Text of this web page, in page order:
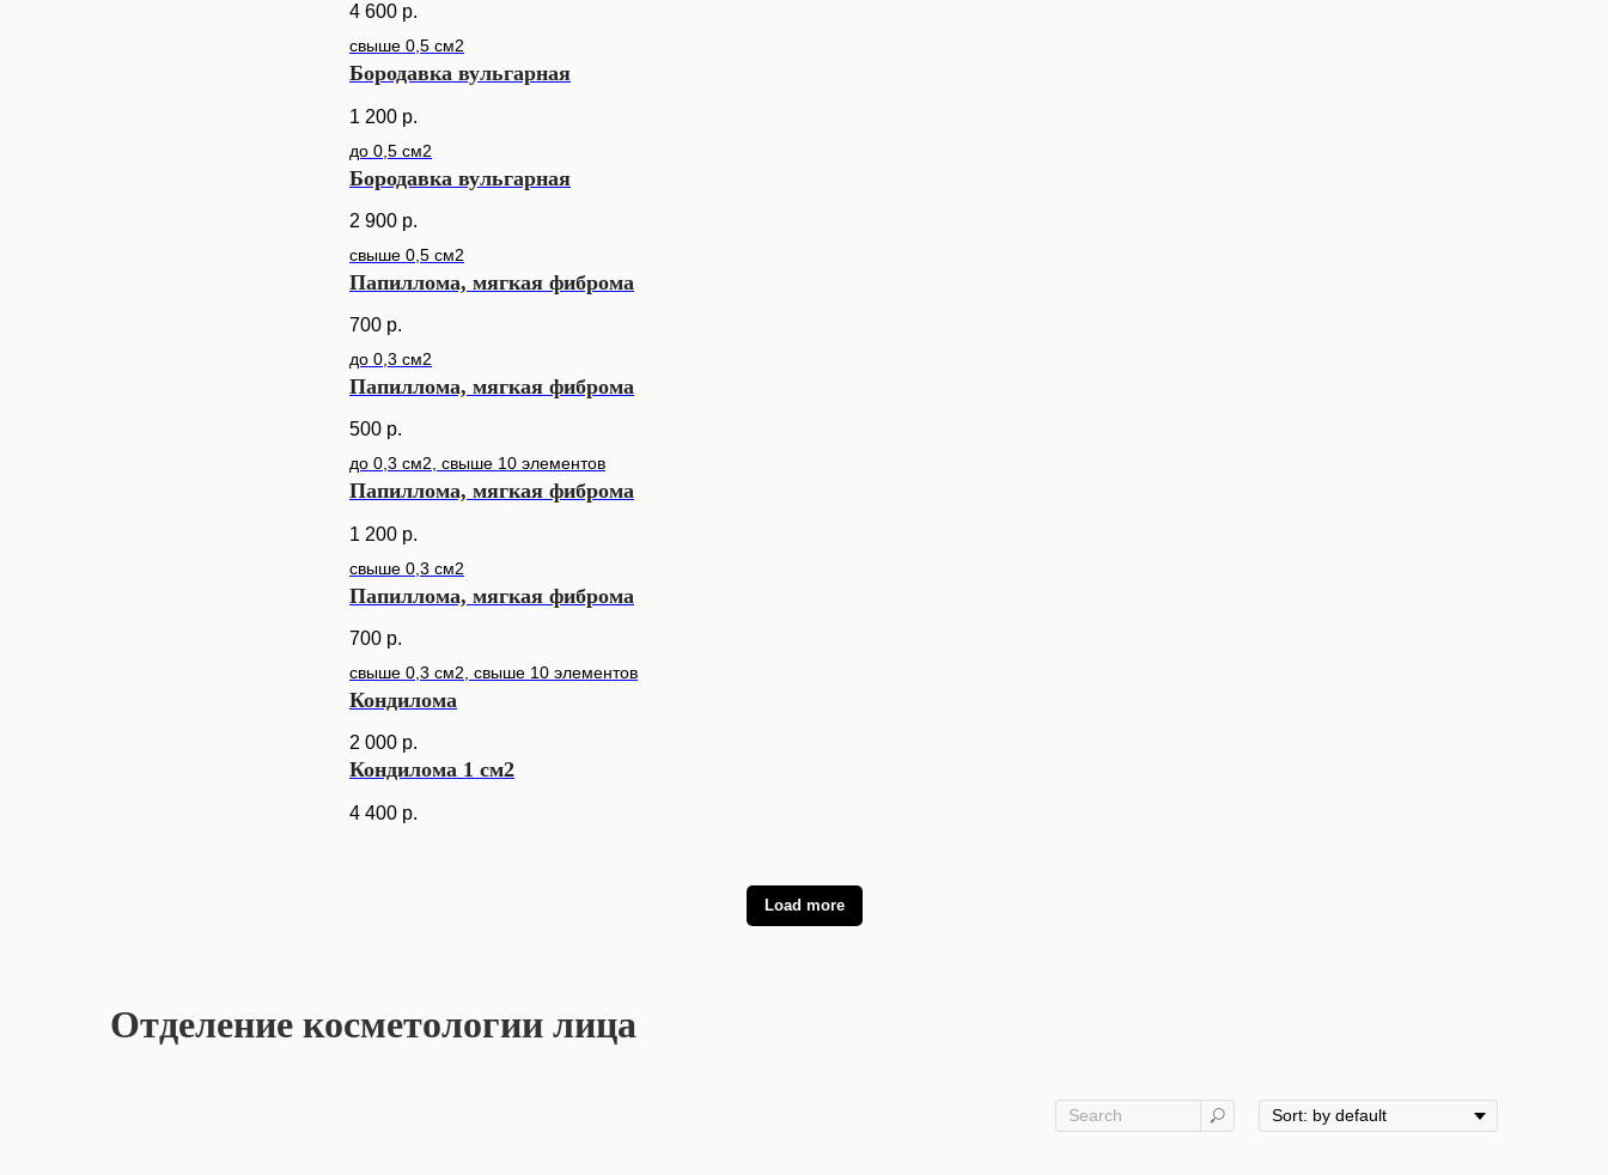
4 600 р.
свыше 0,5 см2
Бородавка вульгарная
1 200 р.
до 0,5 см2
Бородавка вульгарная
2 900 р.
свыше 0,5 см2
Папиллома, мягкая фиброма
700 р.
до 0,3 см2
Папиллома, мягкая фиброма
500 р.
до 0,3 см2, свыше 10 элементов
Папиллома, мягкая фиброма
1 200 р.
свыше 0,3 см2
Папиллома, мягкая фиброма
700 р.
свыше 0,3 см2, свыше 10 элементов
Кондилома
2 000 р.
Кондилома 1 см2
4 400 р.
Load more
Отделение косметологии лица